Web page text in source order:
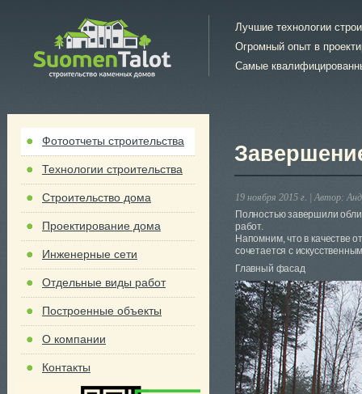
Лучшие технологии
Огромный опыт в
Самые
Фотоотчеты строительства
Технологии строительства
Строительство дома
Проектирование дома
Инженерные сети
Отдельные виды работ
Построенные объекты
О компании
Контакты
19 ноября 2015 г. | Автор:
Полностью завершили
работ.
Напомним, что в качестве
сочетается с
Главный фасад